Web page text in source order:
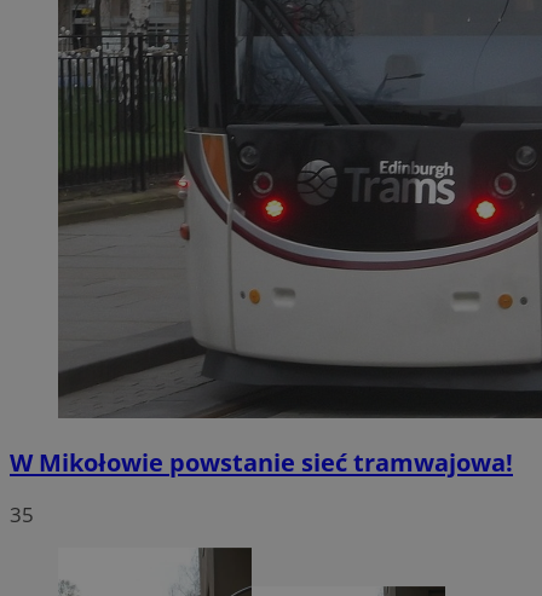
W Mikołowie powstanie sieć tramwajowa!
35